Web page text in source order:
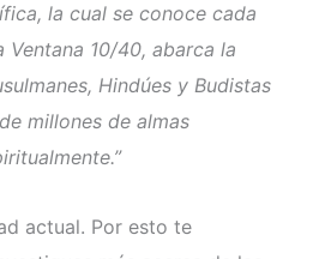
la cual se conoce cada
10/40, abarca la
Hindúes y Budistas
millones de almas
actual. Por esto te